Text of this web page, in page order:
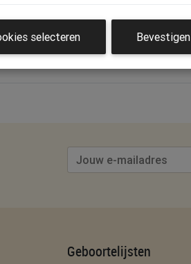
Geboortelijsten
selecteren Bevestigen